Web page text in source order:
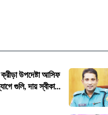
ক্রীড়া উপদেষ্টা আসিফ
গুলি, দায় স্বীকা...